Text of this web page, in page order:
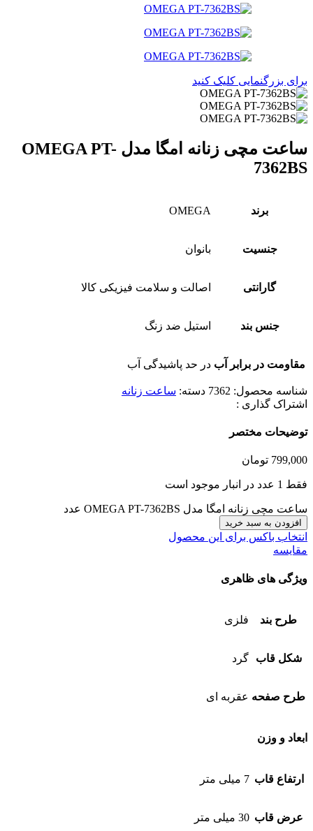
برای بزرگنمایی کلیک کنید
ساعت مچی زنانه امگا مدل OMEGA PT-
7362BS
برند OMEGA
جنسیت بانوان
گارانتی اصالت و سلامت فیزیکی کالا
جنس بند استیل ضد زنگ
مقاومت در برابر آب در حد پاشیدگی آب
شناسه محصول: 7362 دسته: ساعت زنانه
اشتراک گذاری :
توضیحات مختصر
799,000 تومان
فقط 1 عدد در انبار موجود است
ساعت مچی زنانه امگا مدل OMEGA PT-7362BS عدد
افزودن به سبد خرید
انتخاب باکس برای این محصول
مقایسه
ویژگی های ظاهری
طرح بند فلزی
شکل قاب گرد
طرح صفحه عقربه ای
ابعاد و وزن
ارتفاع قاب 7 میلی متر
عرض قاب 30 میلی متر